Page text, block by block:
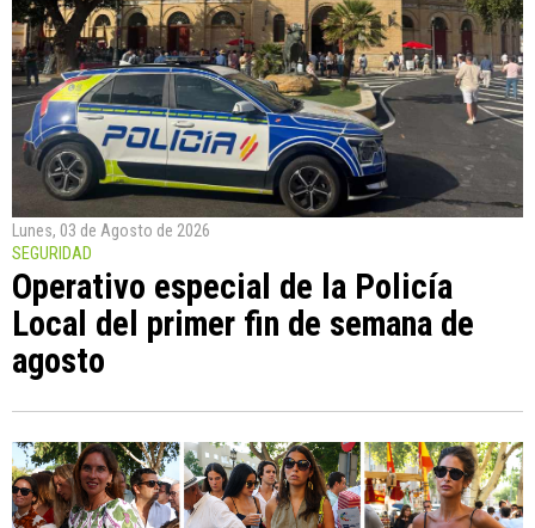
Lunes, 03 de Agosto de 2026
SEGURIDAD
Operativo especial de la Policía
Local del primer fin de semana de
agosto